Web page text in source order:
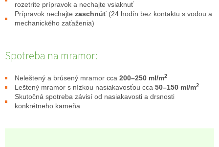
rozetrite prípravok a nechajte vsiaknuť
Prípravok nechajte zaschnúť (24 hodín bez kontaktu s vodou a
mechanického zaťaženia)
Spotreba na mramor:
Neleštený a brúsený mramor cca 200–250 ml/m2
Leštený mramor s nízkou nasiakavosťou cca 50–150 ml/m2
Skutočná spotreba závisí od nasiakavosti a drsnosti
konkrétneho kameňa